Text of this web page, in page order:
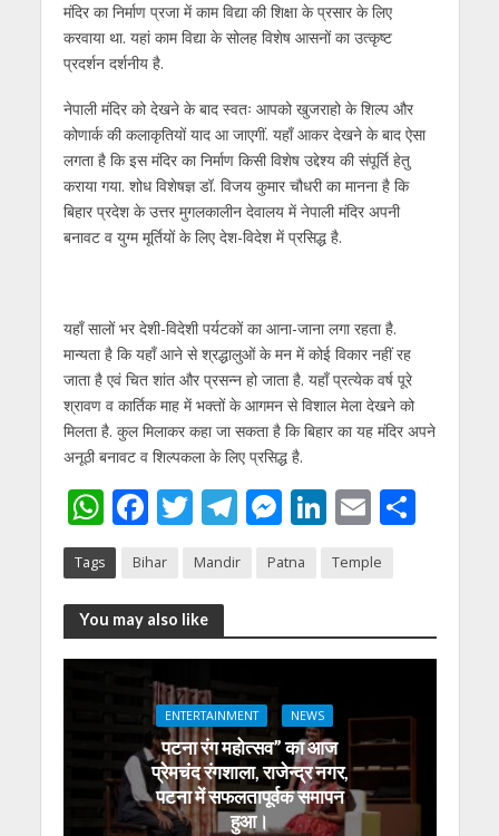
मंदिर का निर्माण प्रजा में काम विद्या की शिक्षा के प्रसार के लिए
करवाया था. यहां काम विद्या के सोलह विशेष आसनों का उत्कृष्ट
प्रदर्शन दर्शनीय है.
नेपाली मंदिर को देखने के बाद स्वतः आपको खुजराहो के शिल्प और
कोणार्क की कलाकृतियों याद आ जाएगीं. यहाँ आकर देखने के बाद ऐसा
लगता है कि इस मंदिर का निर्माण किसी विशेष उद्देश्य की संपूर्ति हेतु
कराया गया. शोध विशेषज्ञ डॉ. विजय कुमार चौधरी का मानना है कि
बिहार प्रदेश के उत्तर मुगलकालीन देवालय में नेपाली मंदिर अपनी
बनावट व युग्म मूर्तियों के लिए देश-विदेश में प्रसिद्ध है.
यहाँ सालों भर देशी-विदेशी पर्यटकों का आना-जाना लगा रहता है.
मान्यता है कि यहाँ आने से श्रद्धालुओं के मन में कोई विकार नहीं रह
जाता है एवं चित शांत और प्रसन्न हो जाता है. यहाँ प्रत्येक वर्ष पूरे
श्रावण व कार्तिक माह में भक्तों के आगमन से विशाल मेला देखने को
मिलता है. कुल मिलाकर कहा जा सकता है कि बिहार का यह मंदिर अपने
अनूठी बनावट व शिल्पकला के लिए प्रसिद्ध है.
W
h
at
s
A
F
e
b
o
o
k
T
itt
er
T
e
a
M
ss
n
er
Li
k
dI
E
ai
S
Tags Bihar Mandir Patna Temple
You may also like
ENTERTAINMENT NEWS
पटना रंग महोत्सव” का आज
प्रेमचंद रंगशाला, राजेन्द्र नगर,
पटना में सफलतापूर्वक समापन
हुआ।